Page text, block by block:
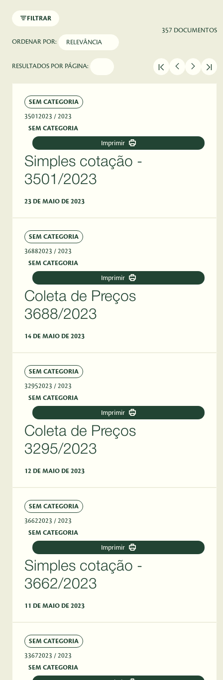
FILTRAR
357 DOCUMENTOS
ORDENAR POR:
RESULTADOS POR PÁGINA:
SEM CATEGORIA
35012023 / 2023
SEM CATEGORIA
Imprimir
Simples cotação -
3501/2023
23 DE MAIO DE 2023
SEM CATEGORIA
36882023 / 2023
SEM CATEGORIA
Imprimir
Coleta de Preços
3688/2023
14 DE MAIO DE 2023
SEM CATEGORIA
32952023 / 2023
SEM CATEGORIA
Imprimir
Coleta de Preços
3295/2023
12 DE MAIO DE 2023
SEM CATEGORIA
36622023 / 2023
SEM CATEGORIA
Imprimir
Simples cotação -
3662/2023
11 DE MAIO DE 2023
SEM CATEGORIA
33672023 / 2023
SEM CATEGORIA